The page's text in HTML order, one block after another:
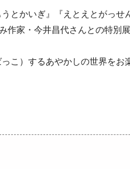
とかいぎ』『えとえとがっ
作家・今井昌代さんとの特別
こ）するあやかしの世界をお